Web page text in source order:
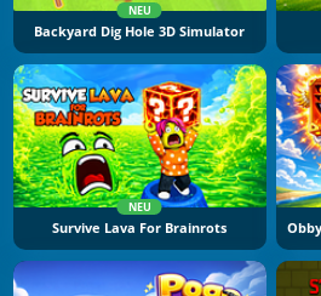
NEU
Backyard Dig Hole 3D Simulator
NEU
Survive Lava For Brainrots